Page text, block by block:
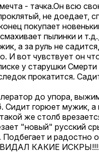
- тачка.Он всю
не доедает,
покупает
пылинки и
а за руль не
И вот чувствует он
у старушки Смерти
прокатится.
до упора,
Сидит горюет мужик, а
же столб
"новый" русский
Подбегает и радостно
КАКИЕ